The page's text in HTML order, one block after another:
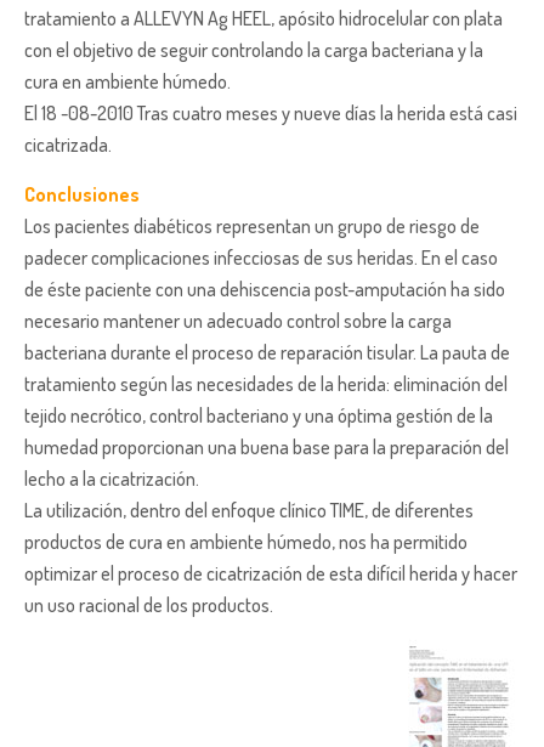
tratamiento a ALLEVYN Ag HEEL, apósito hidrocelular con plata
con el objetivo de seguir controlando la carga bacteriana y la
cura en ambiente húmedo.
El 18 -08-2010 Tras cuatro meses y nueve días la herida está casi
cicatrizada.
Conclusiones
Los pacientes diabéticos representan un grupo de riesgo de
padecer complicaciones infecciosas de sus heridas. En el caso
de éste paciente con una dehiscencia post-amputación ha sido
necesario mantener un adecuado control sobre la carga
bacteriana durante el proceso de reparación tisular. La pauta de
tratamiento según las necesidades de la herida: eliminación del
tejido necrótico, control bacteriano y una óptima gestión de la
humedad proporcionan una buena base para la preparación del
lecho a la cicatrización.
La utilización, dentro del enfoque clínico TIME, de diferentes
productos de cura en ambiente húmedo, nos ha permitido
optimizar el proceso de cicatrización de esta difícil herida y hacer
un uso racional de los productos.